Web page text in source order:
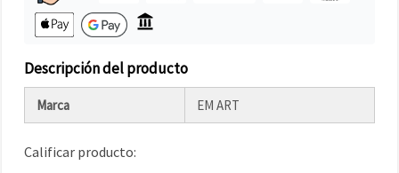
Descripción del producto
Marca EM ART
Calificar producto: